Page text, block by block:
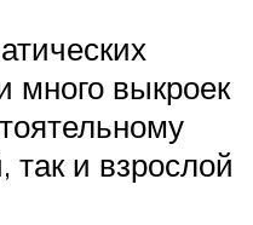
много выкроек
так и взрослой